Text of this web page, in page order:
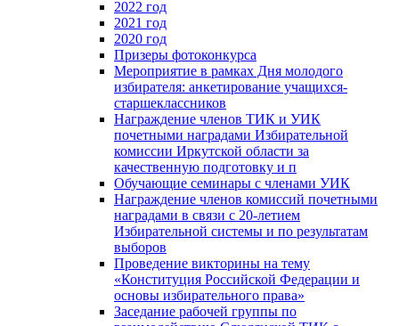
2022 год
2021 год
2020 год
Призеры фотоконкурса
Мероприятие в рамках Дня молодого
избирателя: анкетирование учащихся-
старшеклассников
Награждение членов ТИК и УИК
почетными наградами Избирательной
комиссии Иркутской области за
качественную подготовку и п
Обучающие семинары с членами УИК
Награждение членов комиссий почетными
наградами в связи с 20-летием
Избирательной системы и по результатам
выборов
Проведение викторины на тему
«Конституция Российской Федерации и
основы избирательного права»
Заседание рабочей группы по